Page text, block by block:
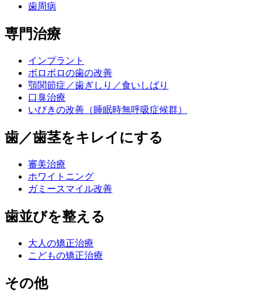
歯周病
専門治療
インプラント
ボロボロの歯の改善
顎関節症／歯ぎしり／食いしばり
口臭治療
いびきの改善（睡眠時無呼吸症候群）
歯／歯茎をキレイにする
審美治療
ホワイトニング
ガミースマイル改善
歯並びを整える
大人の矯正治療
こどもの矯正治療
その他